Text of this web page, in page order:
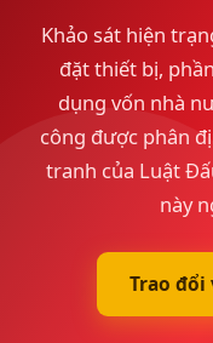
Khảo sát hiện
đặt thiết bị,
dụng vốn nhà
công được phân
tranh của Luật
này
Trao đổi